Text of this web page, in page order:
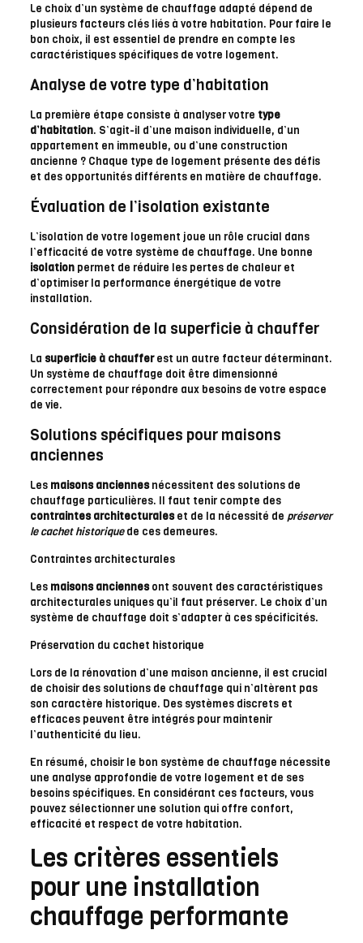
Le choix d’un système de chauffage adapté dépend de
plusieurs facteurs clés liés à votre habitation. Pour faire le
bon choix, il est essentiel de prendre en compte les
caractéristiques spécifiques de votre logement.
Analyse de votre type d’habitation
La première étape consiste à analyser votre type
d’habitation. S’agit-il d’une maison individuelle, d’un
appartement en immeuble, ou d’une construction
ancienne ? Chaque type de logement présente des défis
et des opportunités différents en matière de chauffage.
Évaluation de l’isolation existante
L’isolation de votre logement joue un rôle crucial dans
l’efficacité de votre système de chauffage. Une bonne
isolationpermet de réduire les pertes de chaleur et
d’optimiser la performance énergétique de votre
installation.
Considération de la superficie à chauffer
La superficie à chaufferest un autre facteur déterminant.
Un système de chauffage doit être dimensionné
correctement pour répondre aux besoins de votre espace
de vie.
Solutions spécifiques pour maisons
anciennes
Les maisons anciennesnécessitent des solutions de
chauffage particulières. Il faut tenir compte des
contraintes architecturaleset de la nécessité de préserver
le cachet historiquede ces demeures.
Contraintes architecturales
Les maisons anciennesont souvent des caractéristiques
architecturales uniques qu’il faut préserver. Le choix d’un
système de chauffage doit s’adapter à ces spécificités.
Préservation du cachet historique
Lors de la rénovation d’une maison ancienne, il est crucial
de choisir des solutions de chauffage qui n’altèrent pas
son caractère historique. Des systèmes discrets et
efficaces peuvent être intégrés pour maintenir
l’authenticité du lieu.
En résumé, choisir le bon système de chauffage nécessite
une analyse approfondie de votre logement et de ses
besoins spécifiques. En considérant ces facteurs, vous
pouvez sélectionner une solution qui offre confort,
efficacité et respect de votre habitation.
Les critères essentiels
pour une installation
chauffage performante